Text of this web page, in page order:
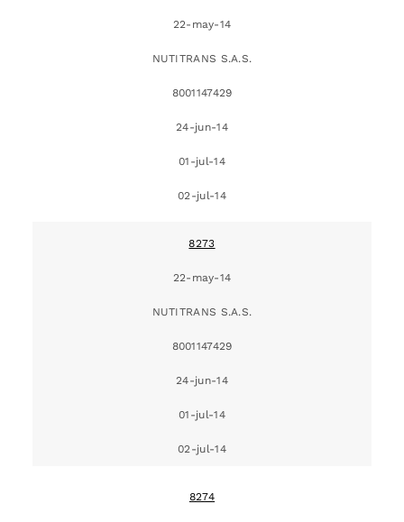
22-may-14
NUTITRANS S.A.S.
8001147429
24-jun-14
01-jul-14
02-jul-14
8273
22-may-14
NUTITRANS S.A.S.
8001147429
24-jun-14
01-jul-14
02-jul-14
8274